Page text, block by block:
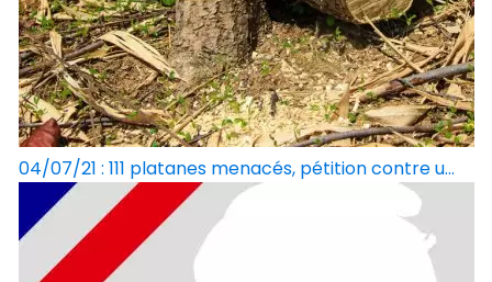
04/07/21 : 111 platanes menacés, pétition contre u...